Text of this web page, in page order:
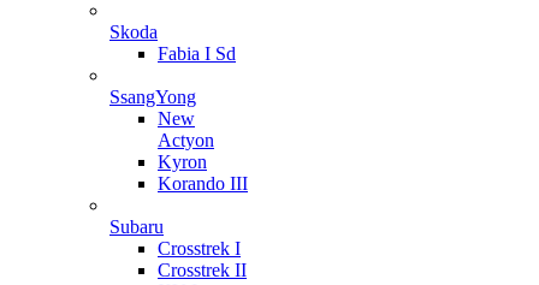
Skoda
Fabia I Sd
SsangYong
New
Actyon
Kyron
Korando III
Subaru
Crosstrek I
Crosstrek II